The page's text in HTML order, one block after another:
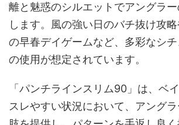
離と魅惑のシルエットでアングラ
します。風の強い日のバチ抜け攻
の早春デイゲームなど、多彩なシ
の使用が想定されています。
「パンチラインスリム90」は、ベ
スレやすい状況において、アング